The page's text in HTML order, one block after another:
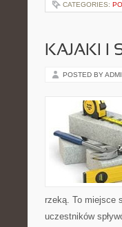
CATEGORIES:
KAJAKI I
POSTED BY
rzeką. To miejsce
uczestników